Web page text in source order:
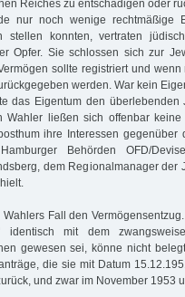
Reiches zu entschädigen oder
nur noch wenige rechtmäßige
stellen konnten, vertraten
Opfer. Sie schlossen sich zur
sollte registriert und
werden. War kein
das Eigentum den überlebenden
Wahler ließen sich offenbar
ihre Interessen gegenüber
Behörden OFD/
dem Regionalmanager der
Fall den
identisch mit dem
gewesen sei, könne nicht
die sie mit Datum
und zwar im November 1953